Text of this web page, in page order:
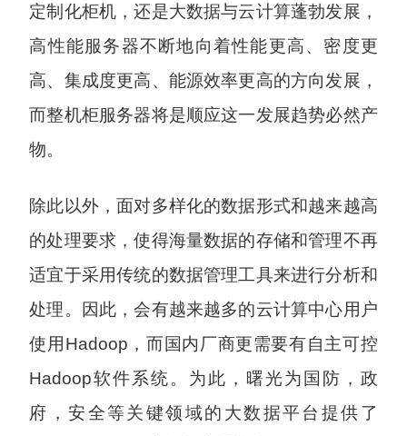
定制化柜机，还是大数据与云计算蓬勃发展，
高性能服务器不断地向着性能更高、密度更
高、集成度更高、能源效率更高的方向发展，
而整机柜服务器将是顺应这一发展趋势必然产
物。
除此以外，面对多样化的数据形式和越来越高
的处理要求，使得海量数据的存储和管理不再
适宜于采用传统的数据管理工具来进行分析和
处理。因此，会有越来越多的云计算中心用户
使用Hadoop，而国内厂商更需要有自主可控
Hadoop软件系统。为此，曙光为国防，政
府，安全等关键领域的大数据平台提供了